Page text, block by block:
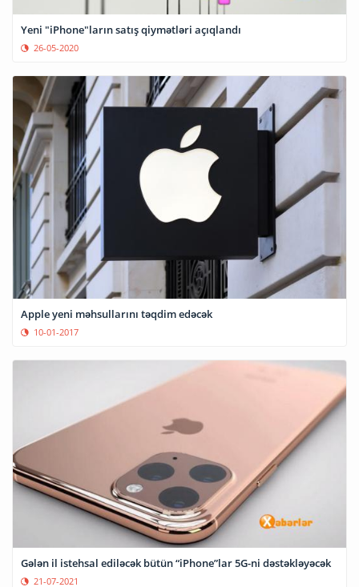
Yeni "iPhone"ların satış qiymətləri açıqlandı
26-05-2020
Apple yeni məhsullarını təqdim edəcək
10-01-2017
Gələn il istehsal ediləcək bütün “iPhone”lar 5G-ni dəstəkləyəcək
21-07-2021